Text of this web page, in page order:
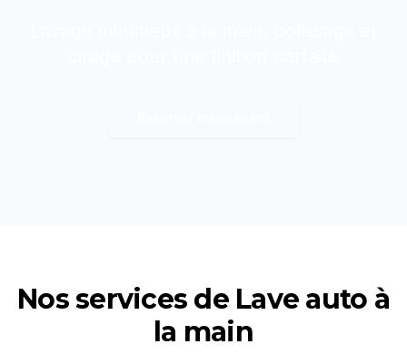
Nos services de Lave auto à
la main